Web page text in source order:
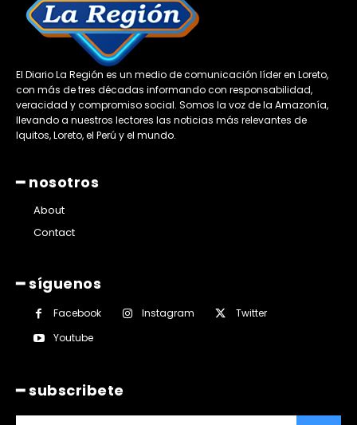
El Diario La Región es un medio de comunicación líder en Loreto,
con más de tres décadas informando con responsabilidad,
veracidad y compromiso social. Somos la voz de la Amazonía,
llevando a nuestros lectores las noticias más relevantes de
Iquitos, Loreto, el Perú y el mundo.
━ nosotros
About
Contact
━ síguenos
Facebook Instagram
Twitter
Youtube
━ subscribete